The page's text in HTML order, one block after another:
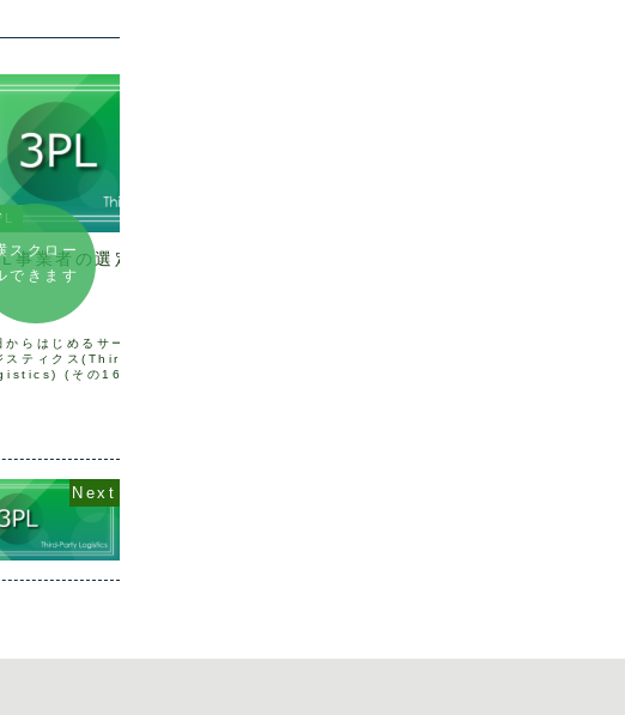
事業者の選定2
からはじめるサード・パーティー・
スティクス(Third Party
(その16)3PL事業者を選択
スクロー
できます